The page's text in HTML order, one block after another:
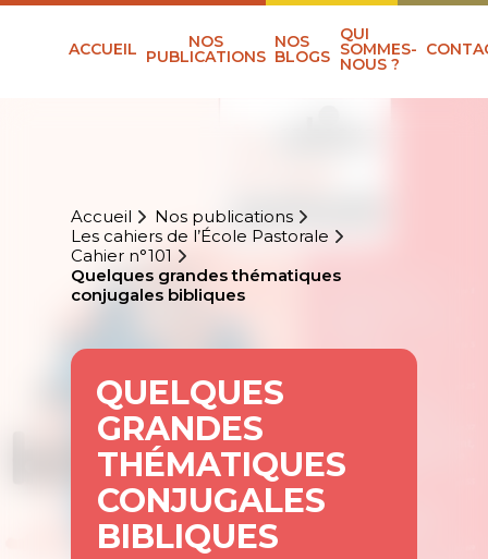
ACCUEIL NOS
PUBLICATIONS
NOS
BLOGS
QUI
SOMMES-
NOUS ?
Accueil
Nos publications
Les cahiers de l’École Pastorale
Cahier n°101
Quelques grandes thématiques
conjugales bibliques
QUELQUES
GRANDES
THÉMATIQUES
CONJUGALES
BIBLIQUES